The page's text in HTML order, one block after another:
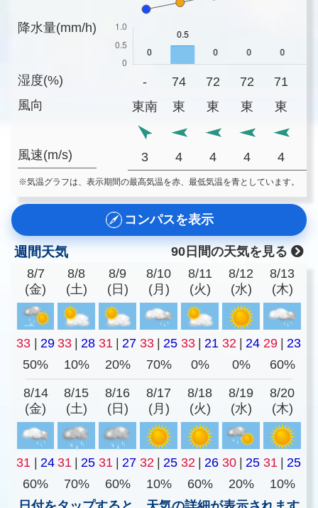
降水量(mm/h)
湿度(%)
風向
風速(m/s)
- 74 72 72 71
東南
東 東 東 東
3 4 4 4 4
※気温グラフは、表示期間の最高気温を赤、最低気温を青としています。
コンパスを表示
週間天気
90日間の天気を見る
8/7
(金)
8/8
(土)
8/9
(日)
8/10
(月)
8/11
(火)
8/12
(水)
8/13
(木)
33 29 33 28 31 27 33 25 33 21 32 24 29
23
50%
10% 20% 70% 0% 0% 60%
8/14
(金)
8/15
(土)
8/16
(日)
8/17
(月)
8/18
(火)
8/19
(水)
8/20
(木)
31 24 31 25 31 27 32 25 32 26 30 25 31
25
60%
70% 60% 10% 60% 20%
10%